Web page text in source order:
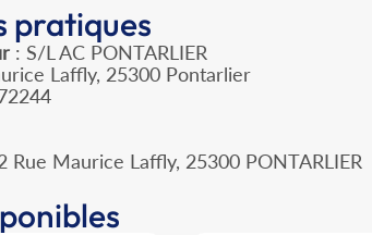
pratiques
: S/L AC PONTARLIER
Laffly, 25300 Pontarlier
Rue Maurice Laffly, 25300 PONTARLIER